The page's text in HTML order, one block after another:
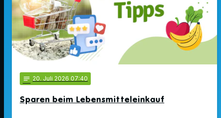
notes 20. Juli 2026 07:40
Sparen beim Lebensmitteleinkauf